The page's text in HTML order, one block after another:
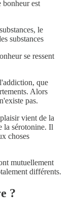
bonheur est
le
substances
se ressent
que
Alors
pas.
vient de la
la sérotonine. Il
choses
mutuellement
différents.
?